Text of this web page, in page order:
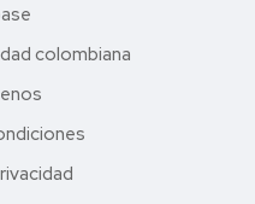
colombiana